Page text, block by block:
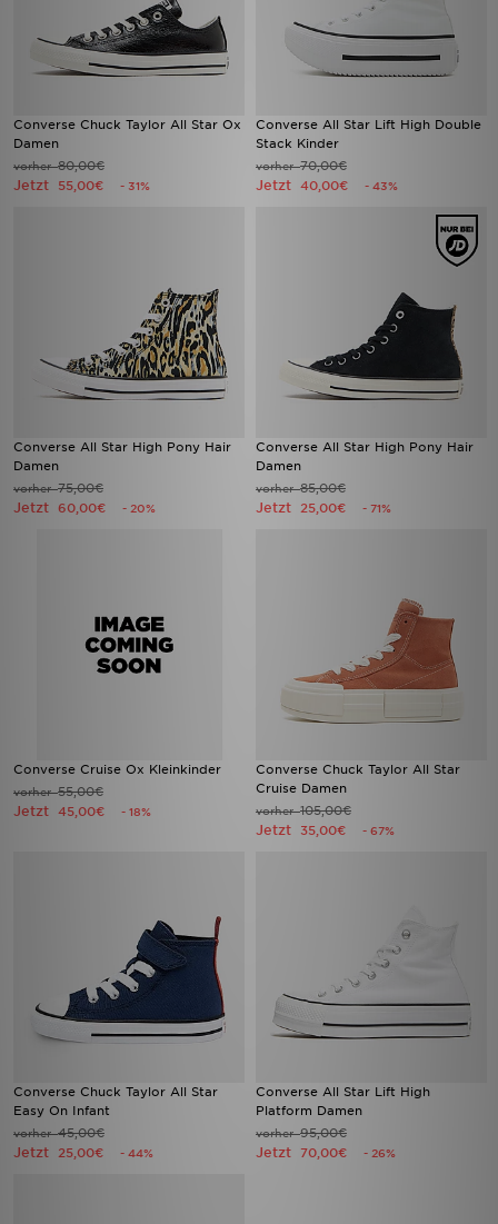
Converse Chuck Taylor All Star Ox
Damen
vorher80,00€
Jetzt 55,00€ - 31%
Converse All Star Lift High Double
Stack Kinder
vorher70,00€
Jetzt 40,00€ - 43%
Converse All Star High Pony Hair
Damen
vorher75,00€
Jetzt 60,00€ - 20%
Converse All Star High Pony Hair
Damen
vorher85,00€
Jetzt 25,00€ - 71%
Converse Cruise Ox Kleinkinder
vorher55,00€
Jetzt 45,00€ - 18%
Converse Chuck Taylor All Star
Cruise Damen
vorher105,00€
Jetzt 35,00€ - 67%
Converse Chuck Taylor All Star
Easy On Infant
vorher45,00€
Jetzt 25,00€ - 44%
Converse All Star Lift High
Platform Damen
vorher95,00€
Jetzt 70,00€ - 26%